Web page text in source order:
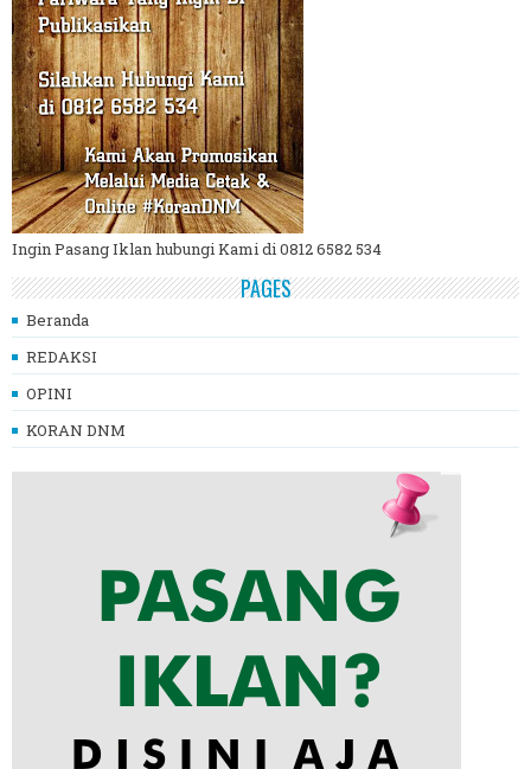
Ingin Pasang Iklan hubungi Kami di 0812 6582 534
PAGES
Beranda
REDAKSI
OPINI
KORAN DNM